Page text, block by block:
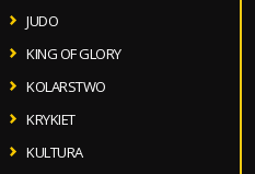
JUDO
KING OF GLORY
KOLARSTWO
KRYKIET
KULTURA